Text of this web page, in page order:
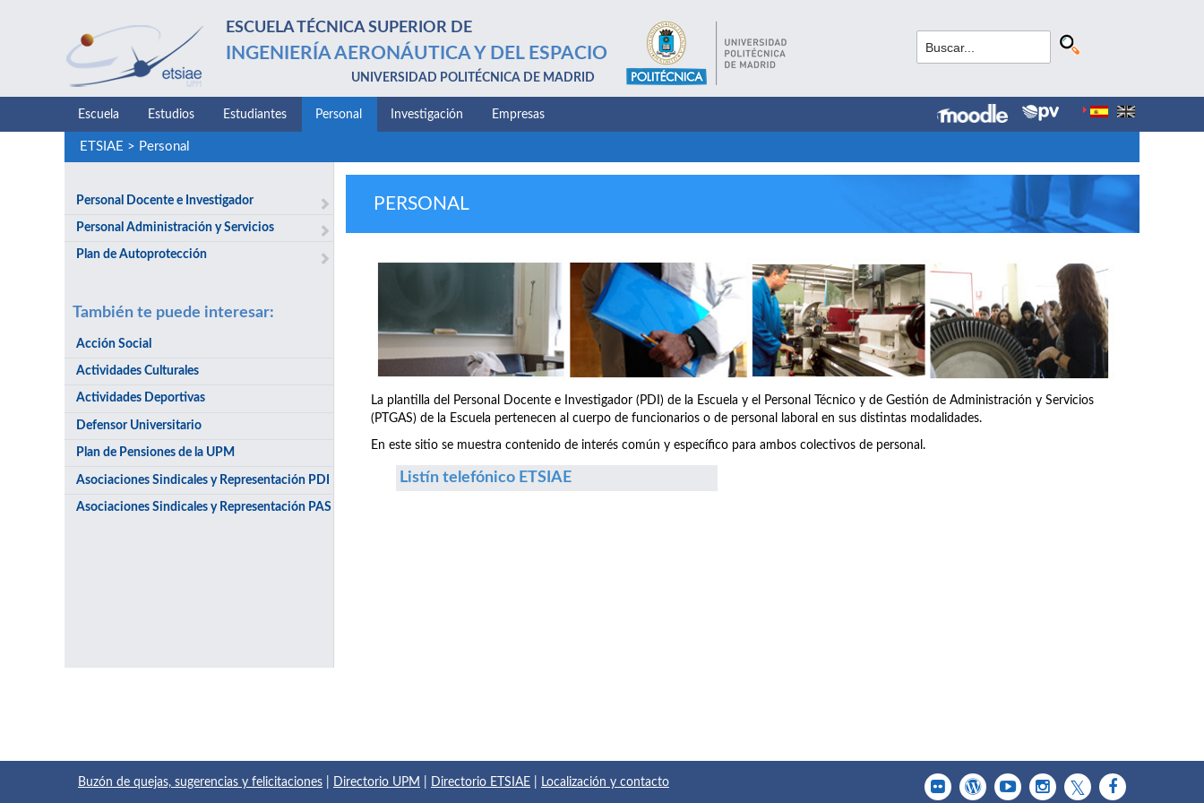
ESCUELA TÉCNICA SUPERIOR DE
INGENIERÍA AERONÁUTICA Y DEL ESPACIO
UNIVERSIDAD POLITÉCNICA DE MADRID
Escuela Estudios Estudiantes Personal Investigación Empresas
ETSIAE > Personal
Personal Docente e Investigador
Personal Administración y Servicios
Plan de Autoprotección
También te puede interesar:
Acción Social
Actividades Culturales
Actividades Deportivas
Defensor Universitario
Plan de Pensiones de la UPM
Asociaciones Sindicales y Representación PDI
Asociaciones Sindicales y Representación PAS
PERSONAL
La plantilla del Personal Docente e Investigador (PDI) de la Escuela y el Personal Técnico y de Gestión de Administración y Servicios
(PTGAS) de la Escuela pertenecen al cuerpo de funcionarios o de personal laboral en sus distintas modalidades.
En este sitio se muestra contenido de interés común y específico para ambos colectivos de personal.
Listín telefónico ETSIAE
Buzón de quejas, sugerencias y felicitaciones Directorio UPM Directorio ETSIAE Localización y contacto